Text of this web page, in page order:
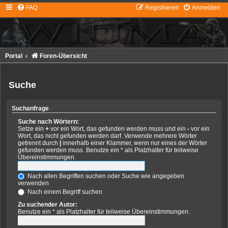
FAQ Anmelden
Registrieren
Portal Foren-Übersicht
Suche
Suchanfrage
Suche nach Wörtern:
Setze ein + vor ein Wort, das gefunden werden muss und ein - vor ein
Wort, das nicht gefunden werden darf. Verwende mehrere Wörter
getrennt durch | innerhalb einer Klammer, wenn nur eines der Wörter
gefunden werden muss. Benutze ein * als Platzhalter für teilweise
Übereinstimmungen.
Nach allen Begriffen suchen oder Suche wie angegeben
verwenden
Nach einem Begriff suchen
Zu suchender Autor:
Benutze ein * als Platzhalter für teilweise Übereinstimmungen.